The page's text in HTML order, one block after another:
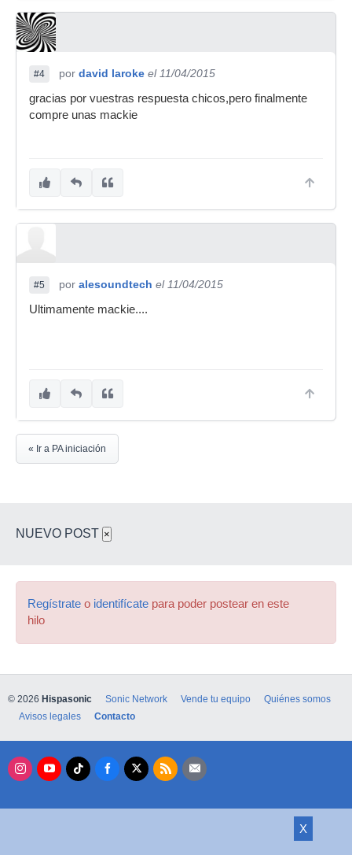
#4 por david laroke el 11/04/2015
gracias por vuestras respuesta chicos,pero finalmente
compre unas mackie
#5 por alesoundtech el 11/04/2015
Ultimamente mackie....
« Ir a PA iniciación
NUEVO POST ×
Regístrate o identifícate para poder postear en este
hilo
X
© 2026 Hispasonic Sonic Network Vende tu equipo
Quiénes somos
Avisos legales
Contacto